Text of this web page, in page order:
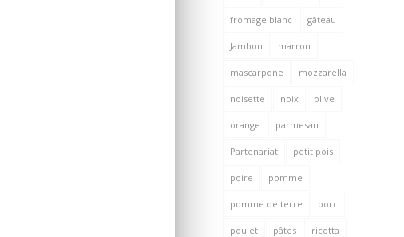
fromage blanc gâteau
Jambon marron
mascarpone mozzarella
noisette noix olive
orange parmesan
Partenariat petit pois
poire pomme
pomme de terre porc
poulet pâtes ricotta